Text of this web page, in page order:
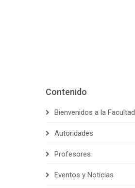
Contenido
Bienvenidos a la Facultad
Autoridades
Profesores
Eventos y Noticias